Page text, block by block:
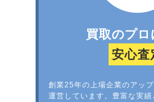
買取のプロ
安心査
創業25年の上場企業のアッ
運営しています。豊富な実